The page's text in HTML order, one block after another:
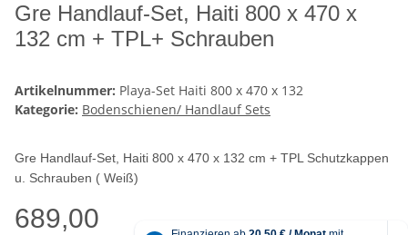
Gre Handlauf-Set, Haiti 800 x 470 x
132 cm + TPL+ Schrauben
Artikelnummer: Playa-Set Haiti 800 x 470 x 132
Kategorie: Bodenschienen/ Handlauf Sets
Gre Handlauf-Set, Haiti 800 x 470 x 132 cm + TPL Schutzkappen
u. Schrauben ( Weiß)
689,00